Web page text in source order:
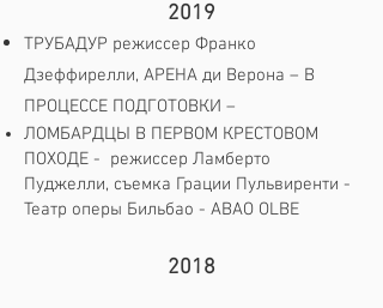
2019
ТРУБАДУР режиссер Франко
Дзеффирелли, АРЕНА ди Верона – В
ПРОЦЕССЕ ПОДГОТОВКИ –
ЛОМБАРДЦЫ В ПЕРВОМ КРЕСТОВОМ
ПОХОДЕ - режиссер Ламберто
Пуджелли, съемка Грации Пульвиренти -
Театр оперы Бильбао - ABAO OLBE
2018